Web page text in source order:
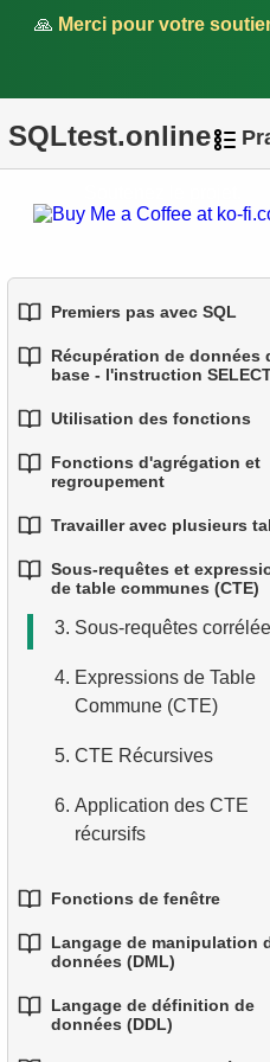
🙏 Merci pour votre
SQLtest.online
Premiers pas avec SQL
1.Introduction aux bases
données
3.Concepts des bases
4. Types de données de
NULL en SQL
Récupération de données
base - l'instruction
1.Sélectionner des
d'une table
conditions
4. Alias de colonnes
5. Trier les résultats
LIMIT et OFFSET
7. Tout combiner :
ORDER BY et LIMIT
Utilisation des fonctions
1.Fonctions SQL
2.Fonctions de chaîne
3. Fonctions
courantes
4. Fonctions de date et
d’heure
5. Opérateur conditionnel
Fonctions d'agrégation et
regroupement
1.Fonctions d'agrégation
base
groupées
Travailler avec plusieurs
1.Fondamentaux des
les lignes
toutes les lignes de la
RIGHT JOIN — Inclure
table de droite
5.FULL OUTER JOIN —
combiner des deux
6.CROSS JOIN — Le
Sous-requêtes et
de table communes (CTE)
1.Introduction aux sous-
clause WHERE
3. Sous-requêtes
4. Expressions de Table
Commune (CTE)
5. CTE Récursives
6. Application des CTE
récursifs
Fonctions de fenêtre
1.Fonctions de fenêtre
2.Utiliser
RANK, DENSE_RANK
Langage de manipulation
données (DML)
1.L'instruction INSERT
Langage de définition de
données (DDL)